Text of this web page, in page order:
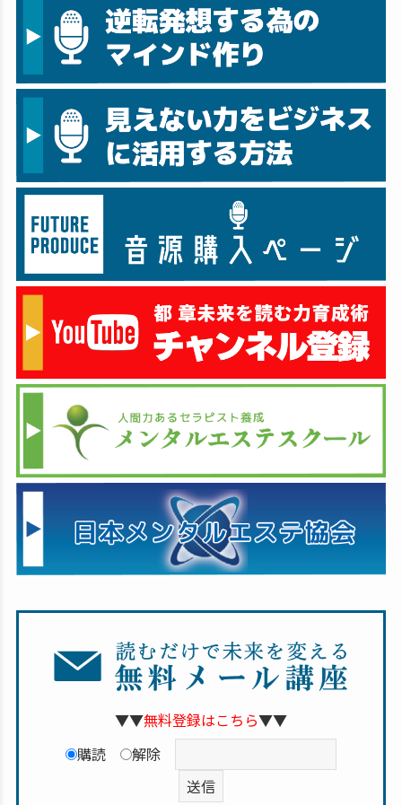
▼▼無料登録はこちら▼▼
購読
解除